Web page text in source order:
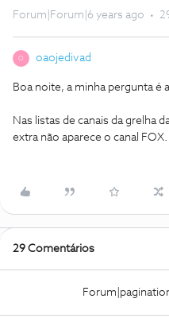
Forum|Forum|6 years ago
O oaojedivad
Boa noite, a minha pergunta é
Nas listas de canais da grelha
extra não aparece o canal
29 Comentários